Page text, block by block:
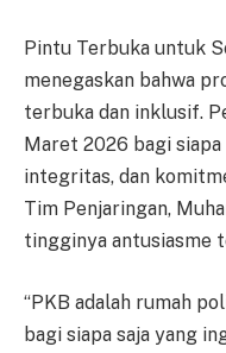
Pintu Terbuka untuk
menegaskan bahwa
terbuka dan inklusif.
Maret 2026 bagi
integritas, dan
Tim Penjaringan,
tingginya antusiasme
“PKB adalah rumah
bagi siapa saja yang